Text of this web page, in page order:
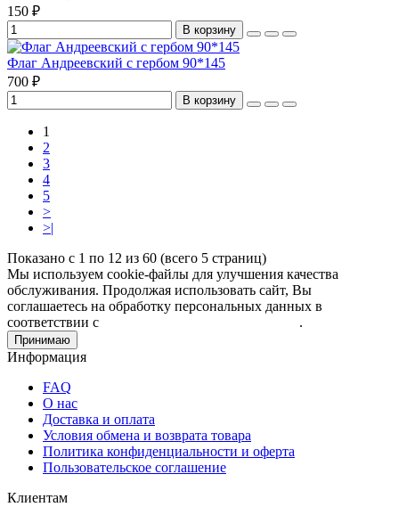
150 ₽
В корзину
Флаг Андреевский с гербом 90*145
700 ₽
В корзину
1
2
3
4
5
>
>|
Показано с 1 по 12 из 60 (всего 5 страниц)
Мы используем cookie-файлы для улучшения качества
обслуживания. Продолжая использовать сайт, Вы
соглашаетесь на обработку персональных данных в
соответствии с
.
Принимаю
Информация
FAQ
О нас
Доставка и оплата
Условия обмена и возврата товара
Политика конфиденциальности и оферта
Пользовательское соглашение
Клиентам